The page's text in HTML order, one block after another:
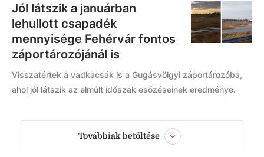
Jól látszik a januárban
lehullott csapadék
mennyisége Fehérvár fontos
záportározójánál is
Visszatértek a vadkacsák is a Gugásvölgyi záportározóba,
ahol jól látszik az elmúlt időszak esőzéseinek eredménye.
Továbbiak betöltése